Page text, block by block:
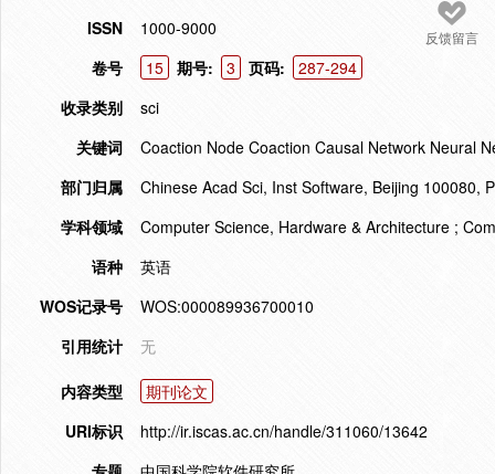
反馈留言
ISSN
1000-9000
卷号
15 期号: 3 页码:
287-294
收录类别
sci
关键词
Coaction Node Coaction Causal Network Neural
部门归属
Chinese Acad Sci, Inst Software, Beijing 100080,
学科领域
Computer Science, Hardware & Architecture ;
语种
英语
WOS记录号
WOS:000089936700010
引用统计
无
内容类型
期刊论文
URI标识
http://ir.iscas.ac.cn/handle/311060/13642